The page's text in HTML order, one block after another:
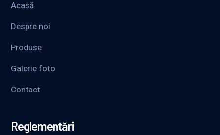
Acasă
Despre noi
Produse
Galerie foto
Contact
Reglementări